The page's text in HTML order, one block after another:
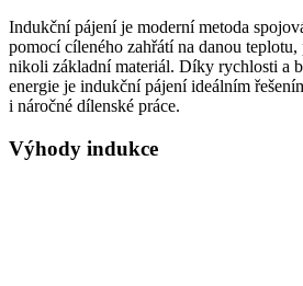
Indukční pájení je moderní metoda
pomocí cíleného zahřátí na danou
nikoli základní materiál. Díky rychlosti a
energie je indukční pájení ideálním
i náročné dílenské práce.
Výhody indukce